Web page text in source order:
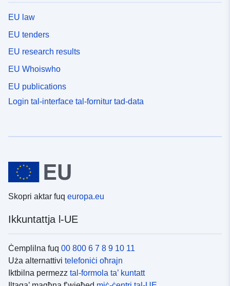
EU law
EU tenders
EU research results
EU Whoiswho
EU publications
Login tal-interface tal-fornitur tad-data
Skopri aktar fuq europa.eu
Ikkuntattja l-UE
Ċemplilna fuq 00 800 6 7 8 9 10 11
Uża alternattivi telefoniċi oħrajn
Iktbilna permezz tal-formola ta’ kuntatt